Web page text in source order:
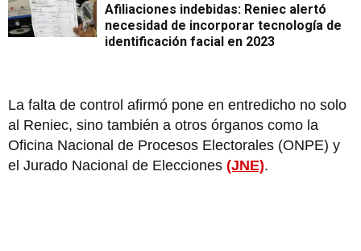
Afiliaciones indebidas: Reniec alertó
necesidad de incorporar tecnología de
identificación facial en 2023
La falta de control afirmó pone en entredicho no solo
al Reniec, sino también a otros órganos como la
Oficina Nacional de Procesos Electorales (ONPE) y
el Jurado Nacional de Elecciones (JNE).